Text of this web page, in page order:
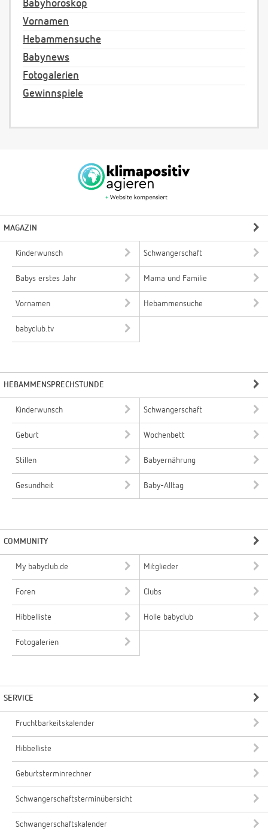
Babyhoroskop
Vornamen
Hebammensuche
Babynews
Fotogalerien
Gewinnspiele
MAGAZIN
Kinderwunsch Schwangerschaft
Babys erstes Jahr Mama und Familie
Vornamen Hebammensuche
babyclub.tv
HEBAMMENSPRECHSTUNDE
Kinderwunsch Schwangerschaft
Geburt Wochenbett
Stillen Babyernährung
Gesundheit Baby-Alltag
COMMUNITY
My babyclub.de Mitglieder
Foren Clubs
Hibbelliste Holle babyclub
Fotogalerien
SERVICE
Fruchtbarkeitskalender
Hibbelliste
Geburtsterminrechner
Schwangerschaftsterminübersicht
Schwangerschaftskalender